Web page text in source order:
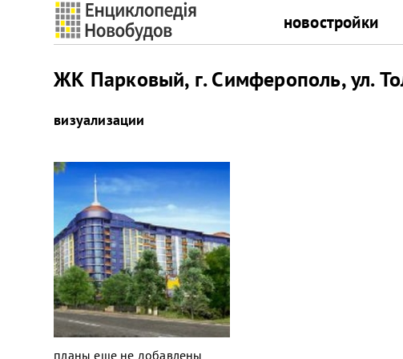
новостройки
ЖК Парковый, г. Симферополь, ул.
визуализации
планы еще не добавлены